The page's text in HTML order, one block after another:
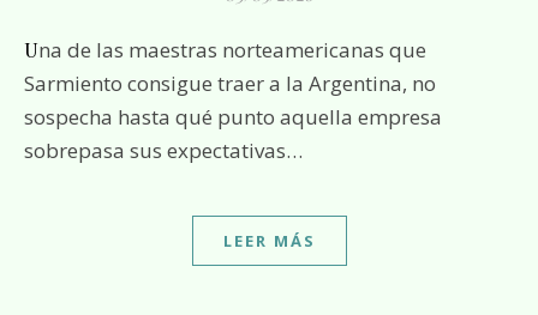
Una de las maestras norteamericanas que
Sarmiento consigue traer a la Argentina, no
sospecha hasta qué punto aquella empresa
sobrepasa sus expectativas…
LEER MÁS